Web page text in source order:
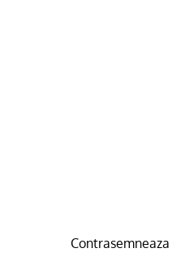
Contrasemneaza